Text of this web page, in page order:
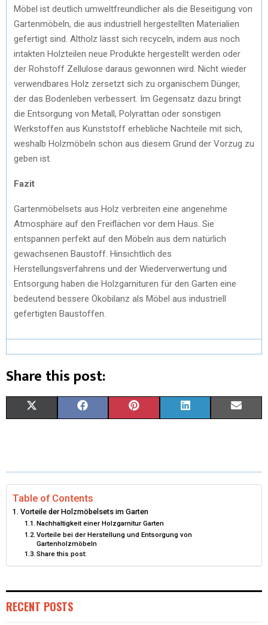
Möbel ist deutlich umweltfreundlicher als die Beseitigung von
Gartenmöbeln, die aus industriell hergestellten Materialien
gefertigt sind. Altholz lässt sich recyceln, indem aus noch
intakten Holzteilen neue Produkte hergestellt werden oder
der Rohstoff Zellulose daraus gewonnen wird. Nicht wieder
verwendbares Holz zersetzt sich zu organischem Dünger,
der das Bodenleben verbessert. Im Gegensatz dazu bringt
die Entsorgung von Metall, Polyrattan oder sonstigen
Werkstoffen aus Kunststoff erhebliche Nachteile mit sich,
weshalb Holzmöbeln schon aus diesem Grund der Vorzug zu
geben ist.
Fazit
Gartenmöbelsets aus Holz verbreiten eine angenehme
Atmosphäre auf den Freiflächen vor dem Haus. Sie
entspannen perfekt auf den Möbeln aus dem natürlich
gewachsenen Baustoff. Hinsichtlich des
Herstellungsverfahrens und der Wiederverwertung und
Entsorgung haben die Holzgarnituren für den Garten eine
bedeutend bessere Ökobilanz als Möbel aus industriell
gefertigten Baustoffen.
Share this post:
W
T
T
E
)
E
O
O
T
R
E
K I
Table of Contents
Vorteile der Holzmöbelsets im Garten
Nachhaltigkeit einer Holzgarnitur Garten
Vorteile bei der Herstellung und Entsorgung von
Gartenholzmöbeln
Share this post:
RECENT POSTS